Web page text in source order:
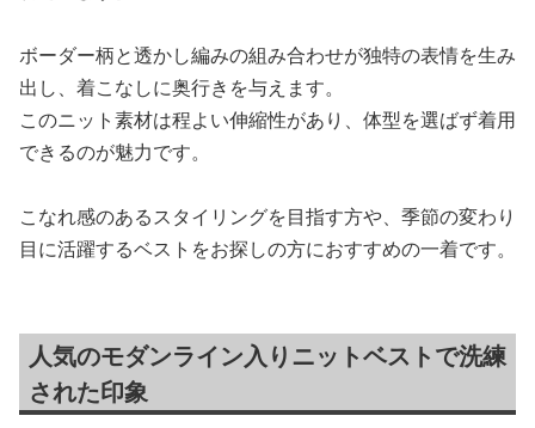
ボーダー柄と透かし編みの組み合わせが独特の表情を生み
出し、着こなしに奥行きを与えます。
このニット素材は程よい伸縮性があり、体型を選ばず着用
できるのが魅力です。
こなれ感のあるスタイリングを目指す方や、季節の変わり
目に活躍するベストをお探しの方におすすめの一着です。
人気のモダンライン入りニットベストで洗練
された印象